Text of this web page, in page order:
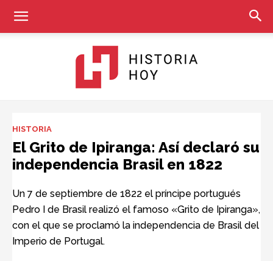
Hoy
HISTORIA
El Grito de Ipiranga: Así declaró su
independencia Brasil en 1822
Un 7 de septiembre de 1822 el príncipe portugués
Pedro I de Brasil realizó el famoso «Grito de Ipiranga»,
con el que se proclamó la independencia de Brasil del
Imperio de Portugal.